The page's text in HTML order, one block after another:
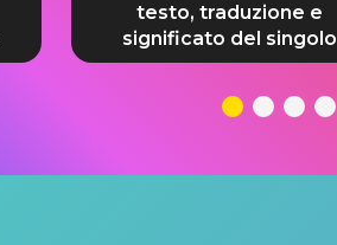
testo, traduzione e
significato del singolo